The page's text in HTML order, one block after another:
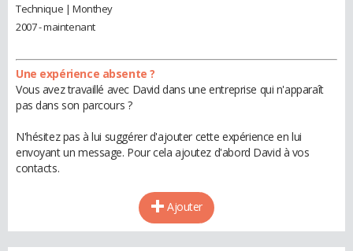
Technique | Monthey
2007 - maintenant
Une expérience absente ?
Vous avez travaillé avec David dans une entreprise qui n'apparaît
pas dans son parcours ?
N'hésitez pas à lui suggérer d'ajouter cette expérience en lui
envoyant un message. Pour cela ajoutez d'abord David à vos
contacts.
Ajouter